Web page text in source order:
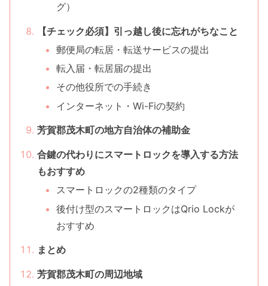
グ）
【チェック必須】引っ越し後に忘れがちなこと
郵便局の転居・転送サービスの提出
転入届・転居届の提出
その他役所での手続き
インターネット・Wi-Fiの契約
芳賀郡茂木町の地方自治体の補助金
合鍵の代わりにスマートロックを導入する方法
もおすすめ
スマートロックの2種類のタイプ
後付け型のスマートロックはQrio Lockが
おすすめ
まとめ
芳賀郡茂木町の周辺地域